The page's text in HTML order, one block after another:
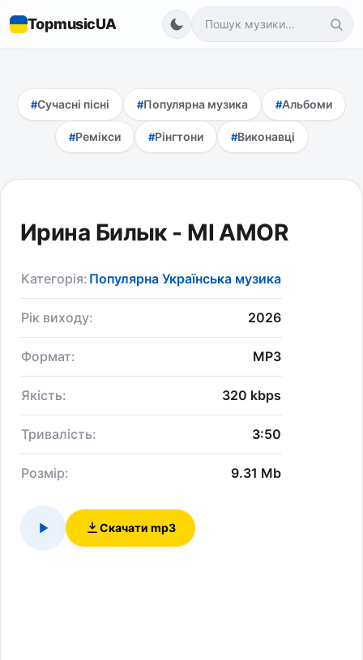
TopmusicUA
Сучасні пісні Популярна музика Альбоми
Ремікси Рінгтони Виконавці
Ирина Билык - MI AMOR
Категорія: Популярна Українська музика
Рік виходу: 2026
Формат: MP3
Якість: 320 kbps
Тривалість: 3:50
Розмір: 9.31 Mb
Скачати mp3